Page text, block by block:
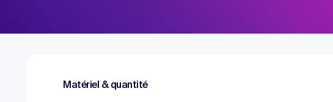
Matériel & quantité